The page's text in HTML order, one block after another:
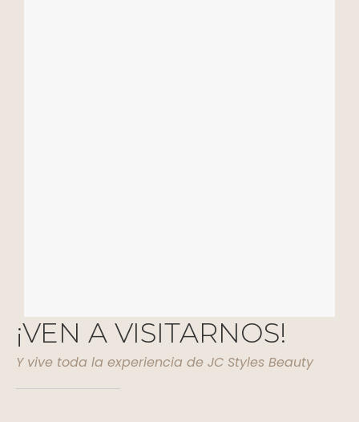
¡VEN A VISITARNOS!
Y vive toda la experiencia de JC Styles Beauty